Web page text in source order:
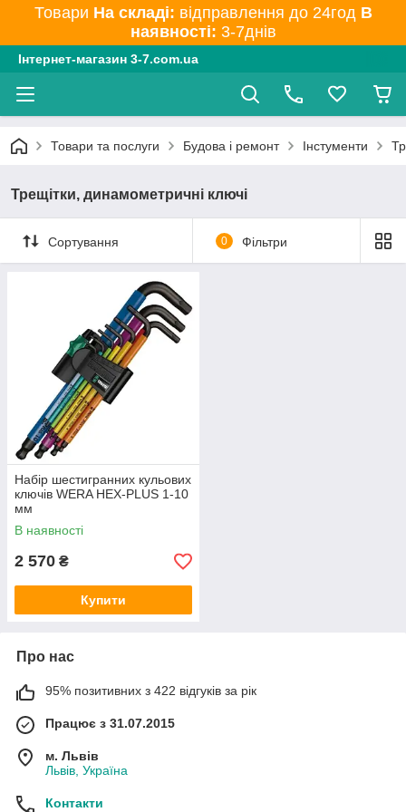
Товари На складі: відправлення до 24год В
наявності: 3-7днів
Інтернет-магазин 3-7.com.ua
Товари та послуги Будова і ремонт Інстументи
Трещітки, динамометричні ключі
Сортування 0 Фільтри
Набір шестигранних кульових
ключів WERA HEX-PLUS 1-10
мм
В наявності
2 570 ₴
Купити
Про нас
95% позитивних з 422 відгуків за рік
Працює з 31.07.2015
м. Львів
Львів, Україна
Контакти